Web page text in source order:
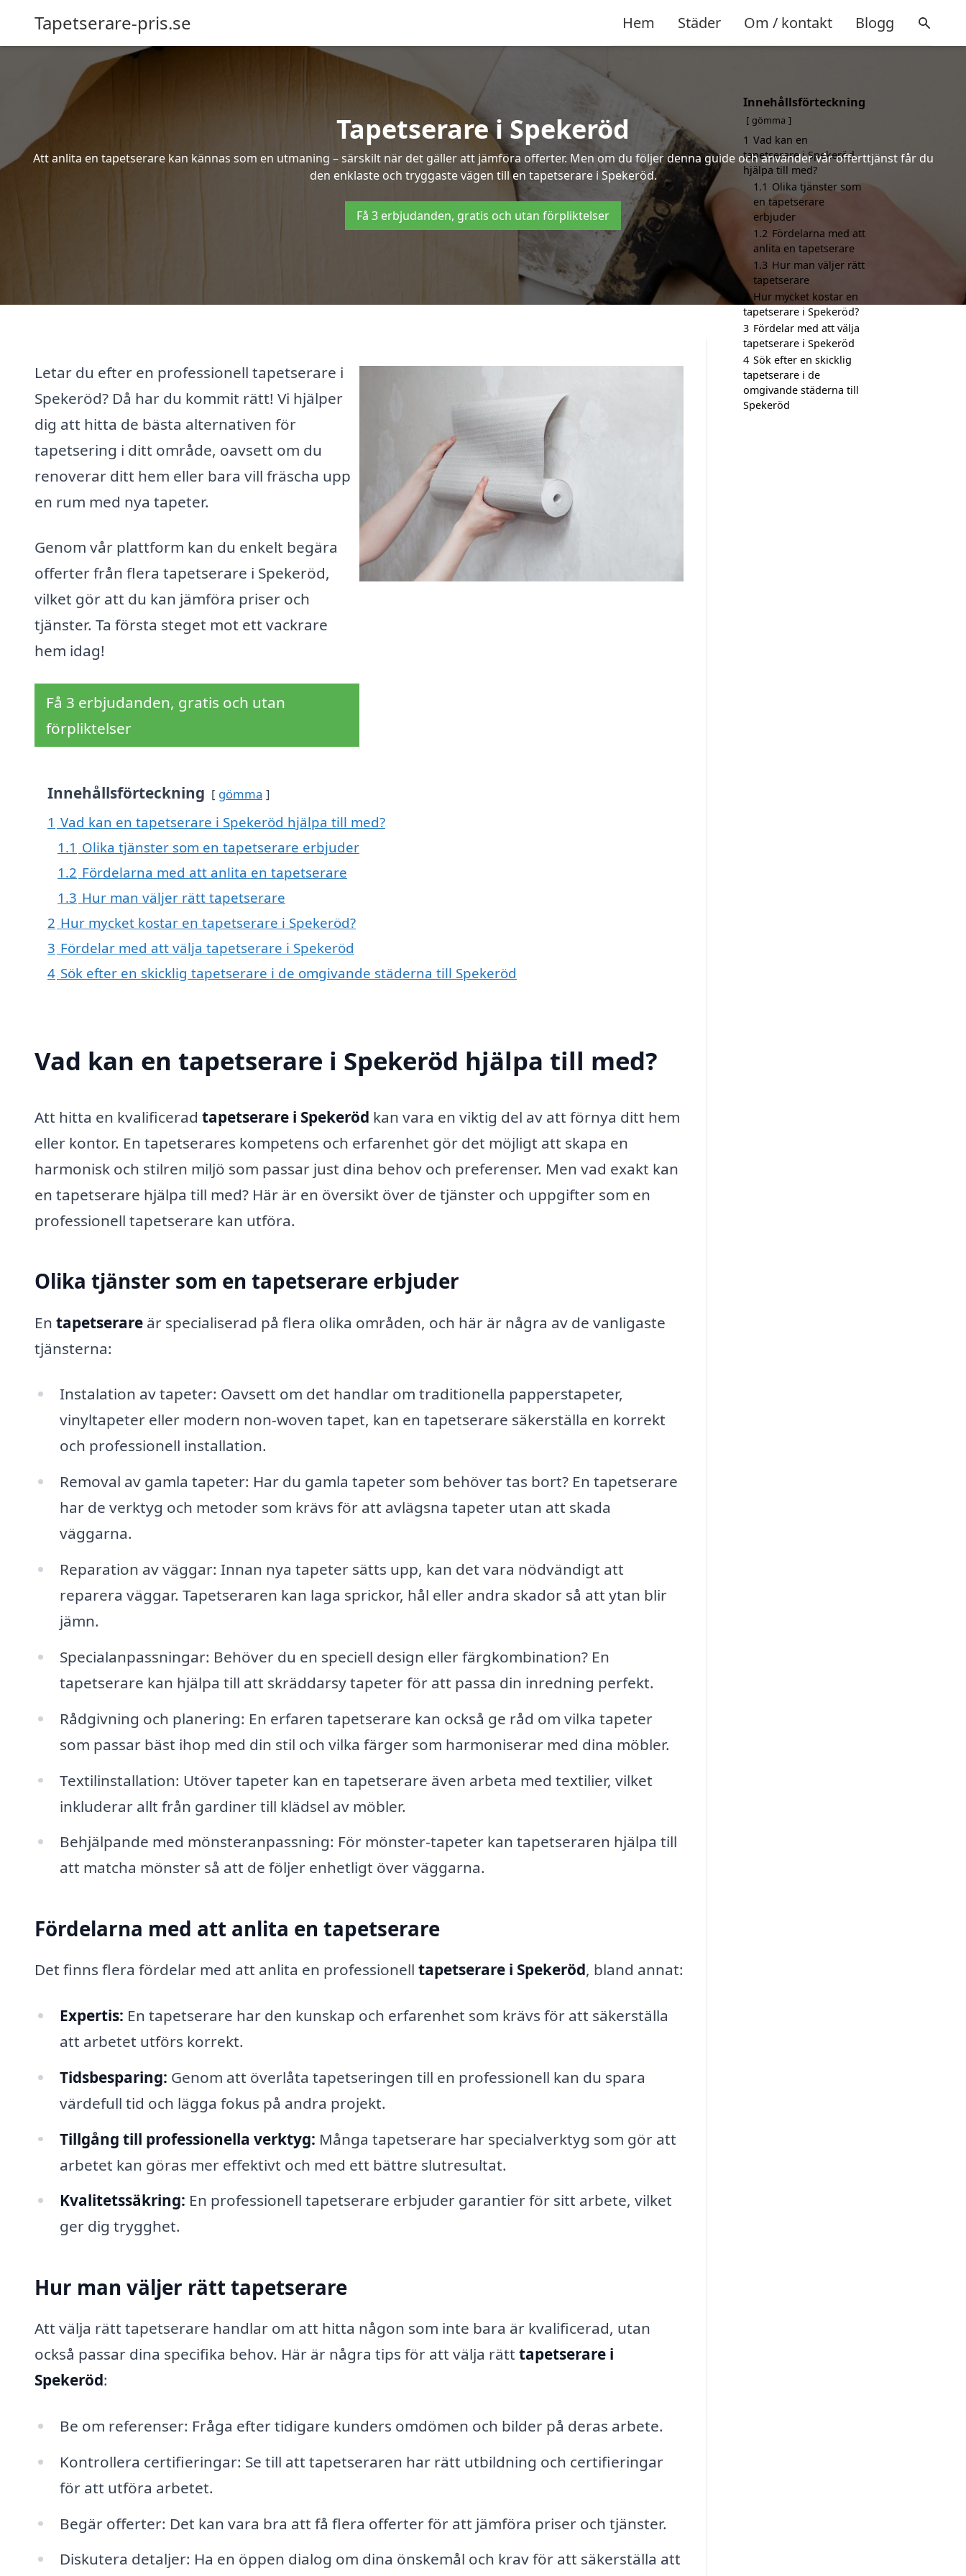
Tapetserare-pris.se Hem Städer Om / kontakt Blogg
Tapetserare i Spekeröd
Att anlita en tapetserare kan kännas som en utmaning – särskilt när det gäller att jämföra offerter. Men om du följer denna guide och använder vår offerttjänst får du
den enklaste och tryggaste vägen till en tapetserare i Spekeröd.
Få 3 erbjudanden, gratis och utan förpliktelser
Letar du efter en professionell tapetserare i
Spekeröd? Då har du kommit rätt! Vi hjälper
dig att hitta de bästa alternativen för
tapetsering i ditt område, oavsett om du
renoverar ditt hem eller bara vill fräscha upp
en rum med nya tapeter.
Genom vår plattform kan du enkelt begära
offerter från flera tapetserare i Spekeröd,
vilket gör att du kan jämföra priser och
tjänster. Ta första steget mot ett vackrare
hem idag!
Få 3 erbjudanden, gratis och utan
förpliktelser
Innehållsförteckning gömma
1 Vad kan en tapetserare i Spekeröd hjälpa till med?
1.1 Olika tjänster som en tapetserare erbjuder
1.2 Fördelarna med att anlita en tapetserare
1.3 Hur man väljer rätt tapetserare
2 Hur mycket kostar en tapetserare i Spekeröd?
3 Fördelar med att välja tapetserare i Spekeröd
4 Sök efter en skicklig tapetserare i de omgivande städerna till Spekeröd
Vad kan en tapetserare i Spekeröd hjälpa till med?
Att hitta en kvalificerad tapetserare i Spekeröd kan vara en viktig del av att förnya ditt hem
eller kontor. En tapetserares kompetens och erfarenhet gör det möjligt att skapa en
harmonisk och stilren miljö som passar just dina behov och preferenser. Men vad exakt kan
en tapetserare hjälpa till med? Här är en översikt över de tjänster och uppgifter som en
professionell tapetserare kan utföra.
Olika tjänster som en tapetserare erbjuder
En tapetserare är specialiserad på flera olika områden, och här är några av de vanligaste
tjänsterna:
Instalation av tapeter: Oavsett om det handlar om traditionella papperstapeter,
vinyltapeter eller modern non-woven tapet, kan en tapetserare säkerställa en korrekt
och professionell installation.
Removal av gamla tapeter: Har du gamla tapeter som behöver tas bort? En tapetserare
har de verktyg och metoder som krävs för att avlägsna tapeter utan att skada
väggarna.
Reparation av väggar: Innan nya tapeter sätts upp, kan det vara nödvändigt att
reparera väggar. Tapetseraren kan laga sprickor, hål eller andra skador så att ytan blir
jämn.
Specialanpassningar: Behöver du en speciell design eller färgkombination? En
tapetserare kan hjälpa till att skräddarsy tapeter för att passa din inredning perfekt.
Rådgivning och planering: En erfaren tapetserare kan också ge råd om vilka tapeter
som passar bäst ihop med din stil och vilka färger som harmoniserar med dina möbler.
Textilinstallation: Utöver tapeter kan en tapetserare även arbeta med textilier, vilket
inkluderar allt från gardiner till klädsel av möbler.
Behjälpande med mönsteranpassning: För mönster-tapeter kan tapetseraren hjälpa till
att matcha mönster så att de följer enhetligt över väggarna.
Fördelarna med att anlita en tapetserare
Det finns flera fördelar med att anlita en professionell tapetserare i Spekeröd, bland annat:
Expertis: En tapetserare har den kunskap och erfarenhet som krävs för att säkerställa
att arbetet utförs korrekt.
Tidsbesparing: Genom att överlåta tapetseringen till en professionell kan du spara
värdefull tid och lägga fokus på andra projekt.
Tillgång till professionella verktyg: Många tapetserare har specialverktyg som gör att
arbetet kan göras mer effektivt och med ett bättre slutresultat.
Kvalitetssäkring: En professionell tapetserare erbjuder garantier för sitt arbete, vilket
ger dig trygghet.
Hur man väljer rätt tapetserare
Att välja rätt tapetserare handlar om att hitta någon som inte bara är kvalificerad, utan
också passar dina specifika behov. Här är några tips för att välja rätt tapetserare i
Spekeröd:
Be om referenser: Fråga efter tidigare kunders omdömen och bilder på deras arbete.
Kontrollera certifieringar: Se till att tapetseraren har rätt utbildning och certifieringar
för att utföra arbetet.
Begär offerter: Det kan vara bra att få flera offerter för att jämföra priser och tjänster.
Diskutera detaljer: Ha en öppen dialog om dina önskemål och krav för att säkerställa att
Innehållsförteckning
gömma
1 Vad kan en
tapetserare i Spekeröd
hjälpa till med?
1.1 Olika tjänster som
en tapetserare
erbjuder
1.2 Fördelarna med att
anlita en tapetserare
1.3 Hur man väljer rätt
tapetserare
2 Hur mycket kostar en
tapetserare i Spekeröd?
3 Fördelar med att välja
tapetserare i Spekeröd
4 Sök efter en skicklig
tapetserare i de
omgivande städerna till
Spekeröd